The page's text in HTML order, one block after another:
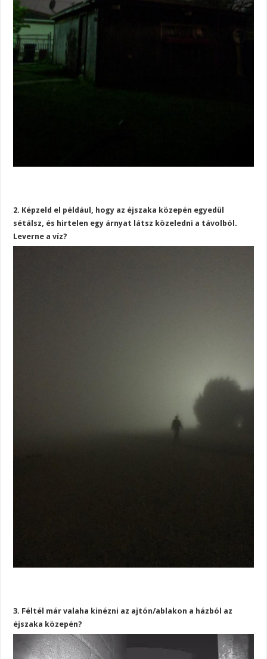
2. Képzeld el például, hogy az éjszaka közepén egyedül
sétálsz, és hirtelen egy árnyat látsz közeledni a távolból.
Leverne a víz?
3. Féltél már valaha kinézni az ajtón/ablakon a házból az
éjszaka közepén?